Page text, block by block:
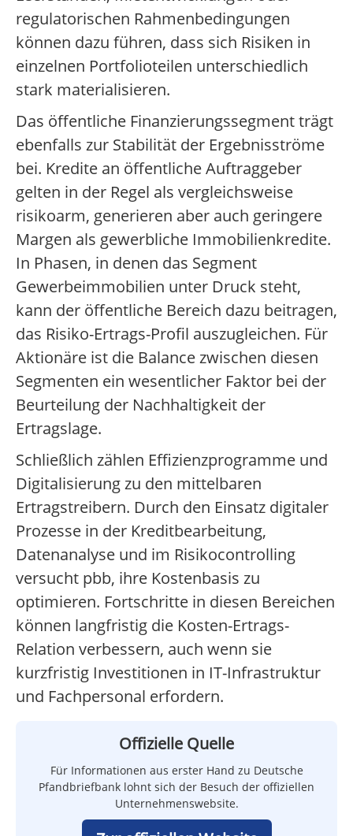
regulatorischen Rahmenbedingungen
können dazu führen, dass sich Risiken in
einzelnen Portfolioteilen unterschiedlich
stark materialisieren.
Das öffentliche Finanzierungssegment trägt
ebenfalls zur Stabilität der Ergebnisströme
bei. Kredite an öffentliche Auftraggeber
gelten in der Regel als vergleichsweise
risikoarm, generieren aber auch geringere
Margen als gewerbliche Immobilienkredite.
In Phasen, in denen das Segment
Gewerbeimmobilien unter Druck steht,
kann der öffentliche Bereich dazu beitragen,
das Risiko-Ertrags-Profil auszugleichen. Für
Aktionäre ist die Balance zwischen diesen
Segmenten ein wesentlicher Faktor bei der
Beurteilung der Nachhaltigkeit der
Ertragslage.
Schließlich zählen Effizienzprogramme und
Digitalisierung zu den mittelbaren
Ertragstreibern. Durch den Einsatz digitaler
Prozesse in der Kreditbearbeitung,
Datenanalyse und im Risikocontrolling
versucht pbb, ihre Kostenbasis zu
optimieren. Fortschritte in diesen Bereichen
können langfristig die Kosten-Ertrags-
Relation verbessern, auch wenn sie
kurzfristig Investitionen in IT-Infrastruktur
und Fachpersonal erfordern.
Offizielle Quelle
Für Informationen aus erster Hand zu Deutsche
Pfandbriefbank lohnt sich der Besuch der offiziellen
Unternehmenswebsite.